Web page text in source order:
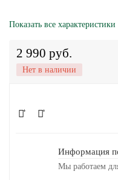
Показать все характеристики
2 990 руб.
Нет в наличии
Информация
Мы работаем